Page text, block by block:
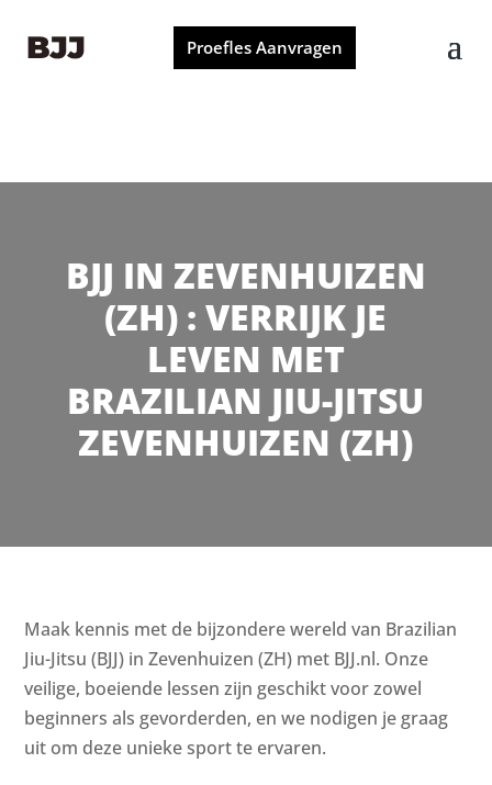
Proefles Aanvragen
BJJ IN ZEVENHUIZEN
(ZH) : VERRIJK JE
LEVEN MET
BRAZILIAN JIU-JITSU
ZEVENHUIZEN (ZH)
Maak kennis met de bijzondere wereld van Brazilian
Jiu-Jitsu (BJJ) in Zevenhuizen (ZH) met BJJ.nl. Onze
veilige, boeiende lessen zijn geschikt voor zowel
beginners als gevorderden, en we nodigen je graag
uit om deze unieke sport te ervaren.